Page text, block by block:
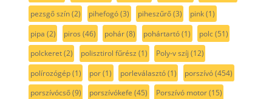
pezsgő szín(2) pihefogó(3) piheszűrő(3) pink(1)
pipa (2) piros (46) pohár(8) pohártartó(1) polc(51)
polckeret(2) polisztirol fűrész (1) Poly-v szíj (12)
polírozógép(1) por(1) porleválasztó(1) porszívó(454)
porszívócső(9) porszívókefe (45) Porszívó motor(15)